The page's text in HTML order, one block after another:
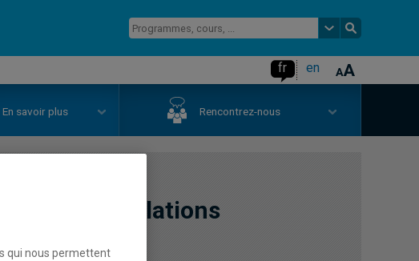
fr en
En savoir plus Rencontrez-nous
et relations
qui nous permettent